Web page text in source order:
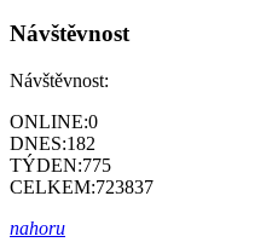
Návštěvnost
Návštěvnost:
ONLINE:0
DNES:182
TÝDEN:775
CELKEM:723837
nahoru